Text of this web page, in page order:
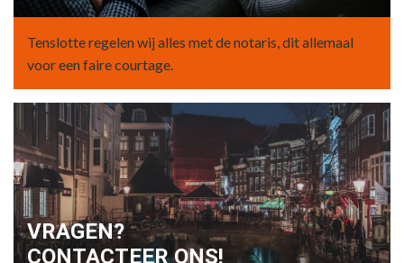
Tenslotte regelen wij alles met de notaris, dit allemaal
voor een faire courtage.
VRAGEN?
CONTACTEER ONS!